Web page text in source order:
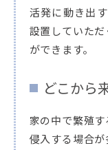
活発に動き出
設置していた
ができます。
どこから
家の中で繁殖
侵入する場合